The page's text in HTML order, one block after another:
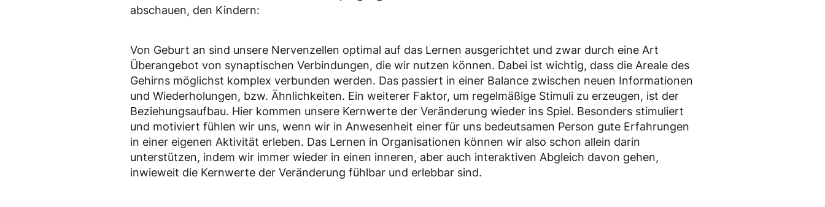
abschauen, den Kindern:
Von Geburt an sind unsere Nervenzellen optimal auf das Lernen ausgerichtet und zwar durch eine Art
Überangebot von synaptischen Verbindungen, die wir nutzen können. Dabei ist wichtig, dass die Areale des
Gehirns möglichst komplex verbunden werden. Das passiert in einer Balance zwischen neuen Informationen
und Wiederholungen, bzw. Ähnlichkeiten. Ein weiterer Faktor, um regelmäßige Stimuli zu erzeugen, ist der
Beziehungsaufbau. Hier kommen unsere Kernwerte der Veränderung wieder ins Spiel. Besonders stimuliert
und motiviert fühlen wir uns, wenn wir in Anwesenheit einer für uns bedeutsamen Person gute Erfahrungen
in einer eigenen Aktivität erleben. Das Lernen in Organisationen können wir also schon allein darin
unterstützen, indem wir immer wieder in einen inneren, aber auch interaktiven Abgleich davon gehen,
inwieweit die Kernwerte der Veränderung fühlbar und erlebbar sind.